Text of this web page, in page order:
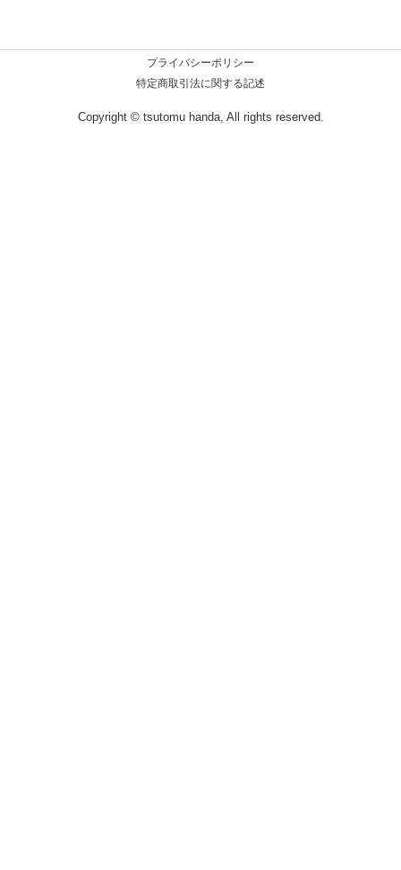
プライバシーポリシー
特定商取引法に関する記述
Copyright © tsutomu handa, All rights reserved.